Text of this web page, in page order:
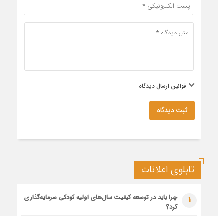
قوانین ارسال دیدگاه
ثبت دیدگاه
تابلوی اعلانات
1
چرا باید در توسعه کیفیت سال‌های اولیه کودکی سرمایه‌گذاری
کرد؟